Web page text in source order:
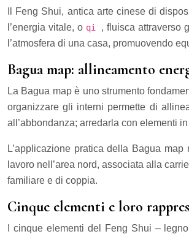
Il Feng Shui, antica arte cinese di
l’energia vitale, o qi , fluisca attraverso
l’atmosfera di una casa, promuovendo
Bagua map: allineamento
La Bagua map è uno strumento
organizzare gli interni permette di
all’abbondanza; arredarla con elementi
L’applicazione pratica della Bagua
lavoro nell’area nord, associata alla
familiare e di coppia.
Cinque elementi e loro
I cinque elementi del Feng Shui –